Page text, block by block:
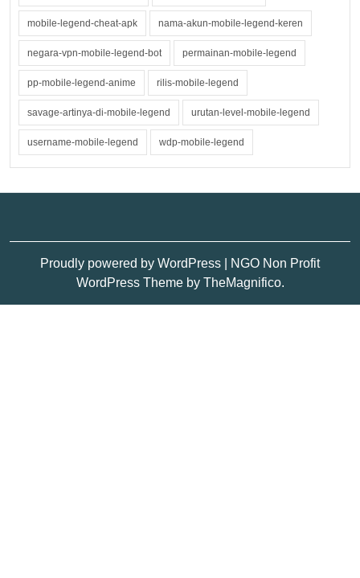
mobile-legend-cheat-apk nama-akun-mobile-legend-keren
negara-vpn-mobile-legend-bot permainan-mobile-legend
pp-mobile-legend-anime rilis-mobile-legend
savage-artinya-di-mobile-legend urutan-level-mobile-legend
username-mobile-legend wdp-mobile-legend
Proudly powered by WordPress
NGO Non Profit
WordPress Theme by TheMagnifico.